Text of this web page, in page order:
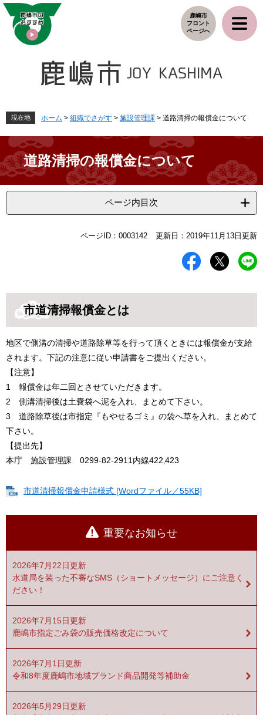
ペ
メ
鹿嶋市
フロント
ページへ
現在地 ホーム > 組織でさがす > 施設管理課 > 道路清掃の報償金について
道路清掃の報償金について
ページ内目次
ページID：0003142 更新日：2019年11月13日更新
市道清掃報償金とは
地区で側溝の清掃や道路除草等を行って頂くときには報償金が支給
されます。下記の注意に従い申請書をご提出ください。
【注意】
1 報償金は年二回とさせていただきます。
2 側溝清掃後は土嚢袋へ泥を入れ、まとめて下さい。
3 道路除草後は市指定『もやせるゴミ』の袋へ草を入れ、まとめて
下さい。
【提出先】
本庁 施設管理課 0299-82-2911内線422‚423
市道清掃報償金申請様式 [Wordファイル／55KB]
重要なお知らせ
2026年7月22日更新
水道局を装った不審なSMS（ショートメッセージ）にご注意く
ださい！
2026年7月15日更新
鹿嶋市指定ごみ袋の販売価格改定について
2026年7月1日更新
令和8年度鹿嶋市地域ブランド商品開発等補助金
2026年5月29日更新